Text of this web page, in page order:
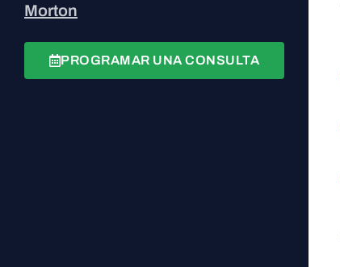
Morton
PROGRAMAR UNA CONSULTA